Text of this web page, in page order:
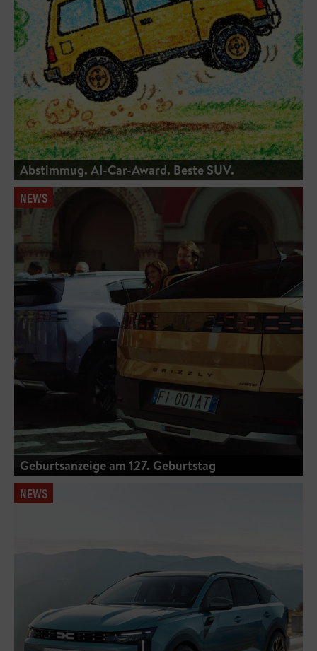
Abstimmug. AI-Car-Award. Beste SUV.
NEWS
Geburtsanzeige am 127. Geburtstag
NEWS